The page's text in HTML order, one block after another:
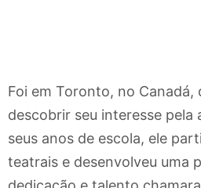
Foi em Toronto, no Canadá,
descobrir seu interesse pela
seus anos de escola, ele
teatrais e desenvolveu uma